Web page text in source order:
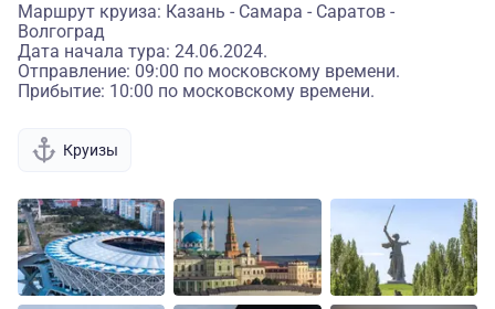
Маршрут круиза: Казань - Самара - Саратов -
Волгоград
Дата начала тура: 24.06.2024.
Отправление: 09:00 по московскому времени.
Прибытие: 10:00 по московскому времени.
Круизы